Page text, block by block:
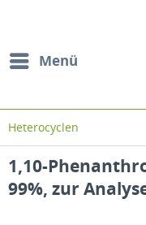
Menü
Heterocyclen
1,10-
99%, zur